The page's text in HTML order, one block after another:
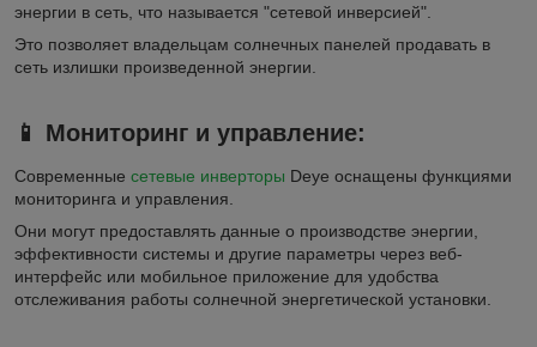
энергии в сеть, что называется "сетевой инверсией".
Это позволяет владельцам солнечных панелей продавать в
сеть излишки произведенной энергии.
📱 Мониторинг и управление:
Современные сетевые инверторы Deye оснащены функциями
мониторинга и управления.
Они могут предоставлять данные о производстве энергии,
эффективности системы и другие параметры через веб-
интерфейс или мобильное приложение для удобства
отслеживания работы солнечной энергетической установки.